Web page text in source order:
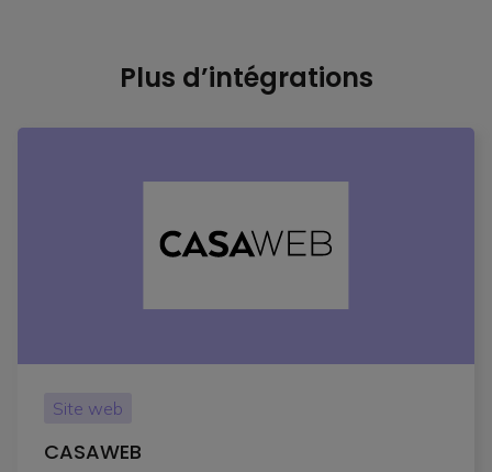
Plus d’intégrations
Site web
CASAWEB